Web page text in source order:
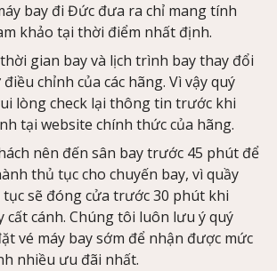
bay đi Đức đưa ra chỉ mang tính
khảo tại thời điểm nhất định.
gian bay và lịch trình bay thay đổi
chỉnh của các hãng. Vì vậy quý
lòng check lại thông tin trước khi
tại website chính thức của hãng.
nên đến sân bay trước 45 phút để
thủ tục cho chuyến bay, vì quầy
sẽ đóng cửa trước 30 phút khi
cất cánh. Chúng tôi luôn lưu ý quý
vé máy bay sớm để nhận được mức
nhiều ưu đãi nhất.